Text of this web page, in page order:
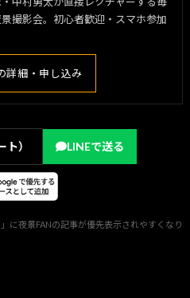
撮影会。初心者歓迎・スマホ参加
詳細・申し込み
） LINEで送る
に夜景FANの記事が優先表示されやすくなり